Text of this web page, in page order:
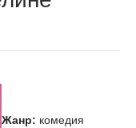
Жанр: комедия